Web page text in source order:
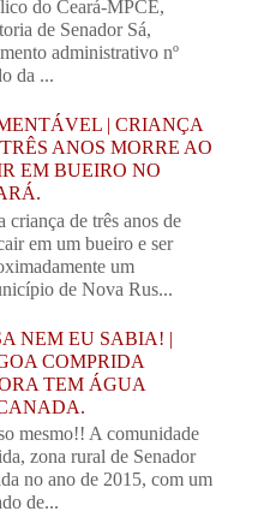
do Ceará-MPCE,
de Senador Sá,
administrativo nº
da ...
| CRIANÇA
ANOS MORRE AO
EM BUEIRO NO
criança de três anos de
em um bueiro e ser
um
de Nova Rus...
NEM EU SABIA! |
COMPRIDA
TEM ÁGUA
mesmo!! A comunidade
zona rural de Senador
no ano de 2015, com um
de...